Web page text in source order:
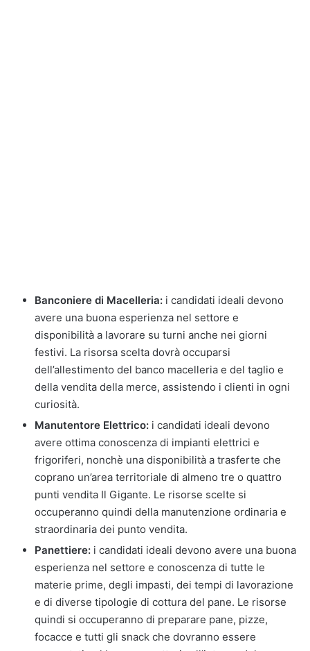
Banconiere di Macelleria: i candidati ideali devono
avere una buona esperienza nel settore e
disponibilità a lavorare su turni anche nei giorni
festivi. La risorsa scelta dovrà occuparsi
dell’allestimento del banco macelleria e del taglio e
della vendita della merce, assistendo i clienti in ogni
curiosità.
Manutentore Elettrico: i candidati ideali devono
avere ottima conoscenza di impianti elettrici e
frigoriferi, nonchè una disponibilità a trasferte che
coprano un’area territoriale di almeno tre o quattro
punti vendita Il Gigante. Le risorse scelte si
occuperanno quindi della manutenzione ordinaria e
straordinaria dei punto vendita.
Panettiere: i candidati ideali devono avere una buona
esperienza nel settore e conoscenza di tutte le
materie prime, degli impasti, dei tempi di lavorazione
e di diverse tipologie di cottura del pane. Le risorse
quindi si occuperanno di preparare pane, pizze,
focacce e tutti gli snack che dovranno essere